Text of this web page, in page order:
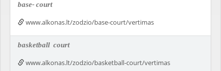
base-court
www.alkonas.lt/zodzio/base-court/vertimas
basketball court
www.alkonas.lt/zodzio/basketball-court/vertimas